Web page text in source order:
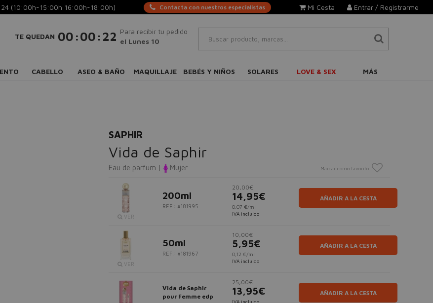
(10:00h-15:00h 16:00h-18:00h) Contacta con nuestros especialistas Entrar / Registrarme
Mi Cesta
TE QUEDAN 00 :00 : 22 Para recibir tu pedido
el Lunes 10
CABELLO ASEO & BAÑO MAQUILLAJE BEBÉS Y NIÑOS SOLARES LOVE & SEX MÁS
SAPHIR
Vida de Saphir
Eau de parfum | Mujer Marcar como favorito
VER
200ml
REF.: #181995
20,00€
14,95€
0,07 €/ml
IVA incluido
AÑADIR A LA CESTA
VER
50ml
REF.: #181967
10,00€
5,95€
0,12 €/ml
IVA incluido
AÑADIR A LA CESTA
Vida de Saphir
pour Femme edp
25,00€
13,95€
IVA incluido
AÑADIR A LA CESTA